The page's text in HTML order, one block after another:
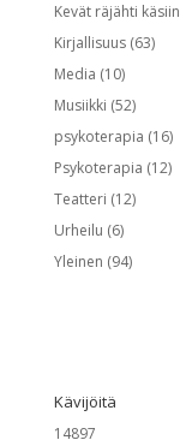
Kevät räjähti käsiin
Kirjallisuus(63)
Media (10)
Musiikki (52)
psykoterapia (16)
Psykoterapia (12)
Teatteri (12)
Urheilu (6)
Yleinen (94)
Kävijöitä
14897